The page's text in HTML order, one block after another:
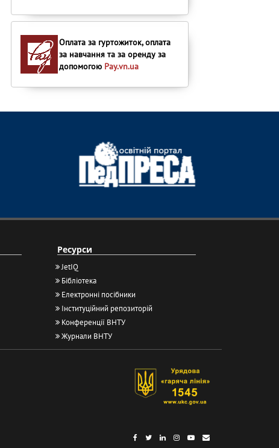
Оплата за гуртожиток, оплата
за навчання та за оренду за
допомогою Pay.vn.ua
Ресурси
JetIQ
Бібліотека
Електронні посібники
Інституційний репозиторій
Конференції ВНТУ
Журнали ВНТУ